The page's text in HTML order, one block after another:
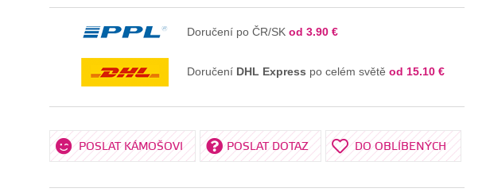
Doručení po ČR/SK od 3.90 €
Doručení DHL Express po celém světě od 15.10 €
POSLAT KÁMOŠOVI POSLAT DOTAZ DO OBLÍBENÝCH